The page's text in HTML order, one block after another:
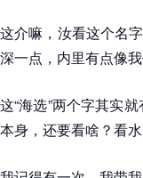
这介嘛，汝看这个名
深一点，内里有点像
这“海选”两个字其实
本身，还要看啥？看